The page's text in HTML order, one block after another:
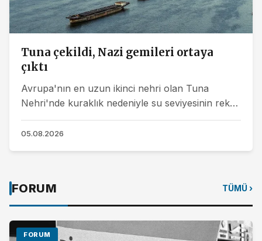
Tuna çekildi, Nazi gemileri ortaya
çıktı
Avrupa'nın en uzun ikinci nehri olan Tuna
Nehri'nde kuraklık nedeniyle su seviyesinin rekor
düzeyde düşmesi, İkinci Dünya Savaşı'ndan
kalma onlarca...
05.08.2026
FORUM TÜMÜ ›
FORUM